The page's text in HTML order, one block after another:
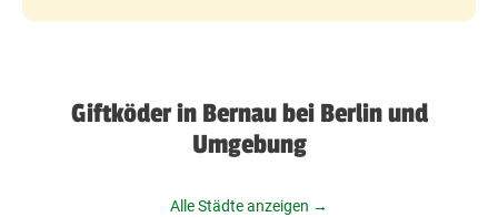
Giftköder in Bernau bei Berlin und
Umgebung
Alle Städte anzeigen →